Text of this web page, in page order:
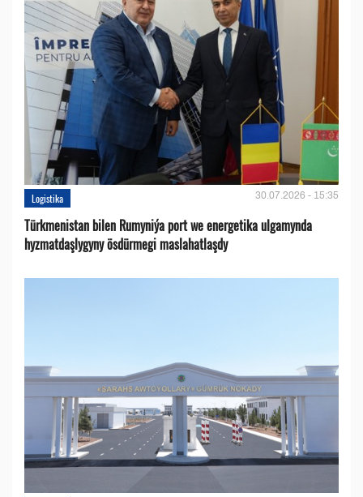
Logistika 30.07.2026 - 15:35
Türkmenistan bilen Rumyniýa port we energetika ulgamynda
hyzmatdaşlygyny ösdürmegi maslahatlaşdy